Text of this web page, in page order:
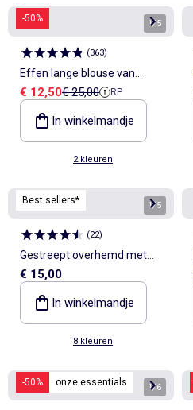
-50% 1/5
(363)
Effen lange blouse van
linnen
Verkoopprijs
€ 12,50Referentieprijs
€ 25,00 RP
In winkelmandje
2 kleuren
Best sellers* 1/5
(22)
Gestreept overhemd met
lange mouwen
€ 15,00
In winkelmandje
8 kleuren
-50% onze essentials 1/6